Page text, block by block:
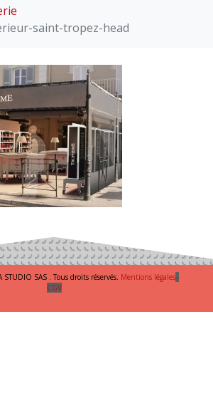
saint-tropez-head
SAS . Tous droits réservés. Mentions légales–
CGV